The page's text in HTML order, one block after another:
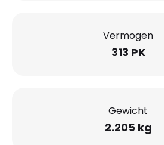
Vermogen
313 PK
Gewicht
2.205 kg